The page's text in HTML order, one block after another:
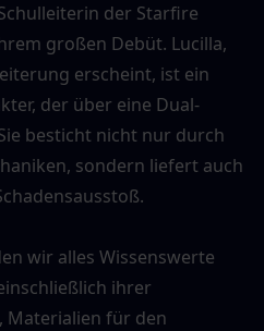
der Starfire
großen Debüt. Lucilla,
erscheint, ist ein
der über eine Dual-
besticht nicht nur durch
sondern liefert auch
wir alles Wissenswerte
ihrer
Materialien für den